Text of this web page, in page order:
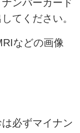
ンバーカード
てください。
などの画像
必ずマイナン